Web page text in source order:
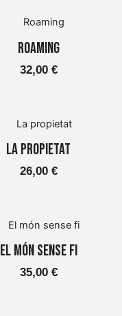
Roaming
32,00 €
La propietat
26,00 €
El món sense fi
35,00 €